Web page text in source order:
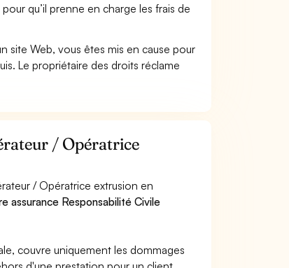
qu’il prenne en charge les frais de
site Web, vous êtes mis en cause pour
Le propriétaire des droits réclame
/ Opératrice
/ Opératrice extrusion en
assurance Responsabilité Civile
couvre uniquement les dommages